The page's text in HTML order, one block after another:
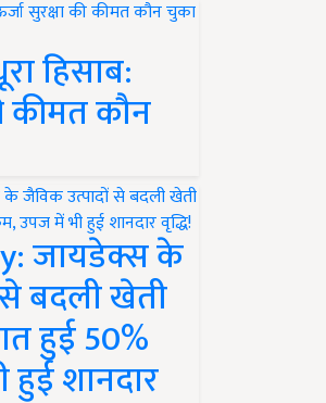
हिसाब:
कीमत कौन
जायडेक्स के
बदली खेती
हुई 50%
शानदार